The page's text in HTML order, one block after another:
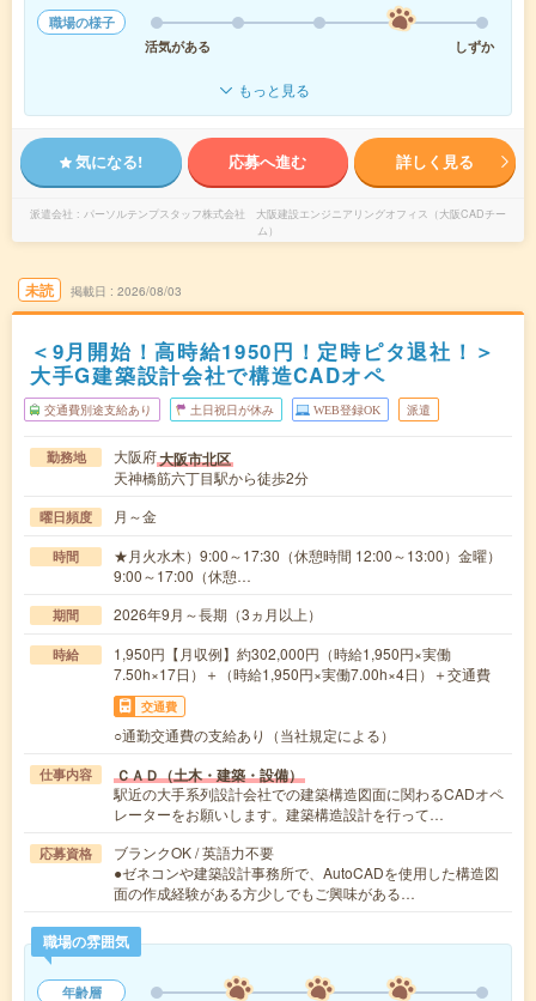
職場の様子
活気がある
しずか
もっと見る
気になる! 応募へ進む 詳しく見る
派遣会社
パーソルテンプスタッフ株式会社 大阪建設エンジニアリングオフィス（大阪CADチー
ム）
未読 掲載日 2026/08/03
＜9月開始！高時給1950円！定時ピタ退社！＞
大手G建築設計会社で構造CADオペ
交通費別途支給あり 土日祝日が休み WEB登録OK 派遣
勤務地 大阪府大阪市北区
天神橋筋六丁目駅から徒歩2分
曜日頻度 月～金
時間
★月火水木）9:00～17:30（休憩時間 12:00～13:00）金曜）
9:00～17:00（休憩…
期間 2026年9月～長期（3ヵ月以上）
時給
1,950円【月収例】約302,000円（時給1,950円×実働
7.50h×17日）＋（時給1,950円×実働7.00h×4日）＋交通費
交通費
○通勤交通費の支給あり（当社規定による）
仕事内容 ＣＡＤ（土木・建築・設備）
駅近の大手系列設計会社での建築構造図面に関わるCADオペ
レーターをお願いします。建築構造設計を行って…
応募資格
ブランクOK / 英語力不要
●ゼネコンや建築設計事務所で、AutoCADを使用した構造図
面の作成経験がある方少しでもご興味がある…
職場の雰囲気
年齢層